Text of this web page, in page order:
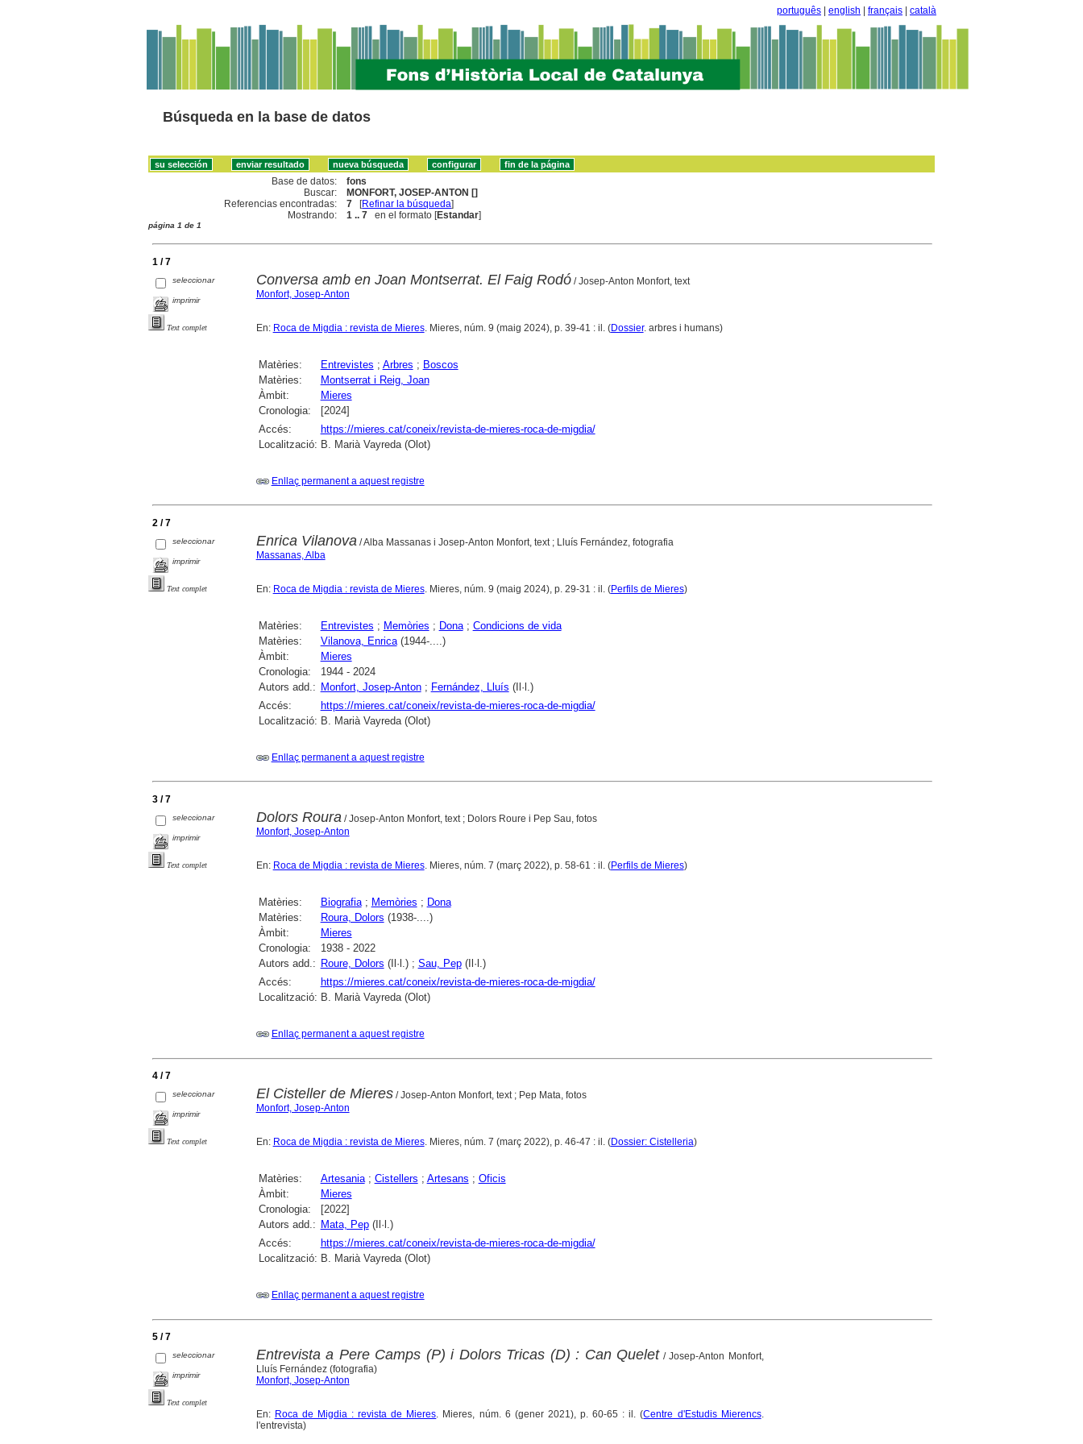
português english français català
Búsqueda en la base de datos
Base de datos:
fons
Buscar:
MONFORT, JOSEP-ANTON []
Referencias encontradas:
7 [Refinar la búsqueda]
Mostrando:
1 .. 7 en el formato [Estandar]
página 1 de 1
1 / 7
seleccionar
imprimir
Text complet
Conversa amb en Joan Montserrat. El Faig Rodó/ Josep-Anton Monfort, text
Monfort, Josep-Anton
En: Roca de Migdia : revista de Mieres. Mieres, núm. 9 (maig 2024), p. 39-41 : il. (Dossier. arbres i humans)
Matèries: Entrevistes ; Arbres ; Boscos
Matèries:
Montserrat i Reig, Joan
Àmbit:
Mieres
Cronologia:
[2024]
Accés:
https://mieres.cat/coneix/revista-de-mieres-roca-de-migdia/
Localització: B. Marià Vayreda (Olot)
Enllaç permanent a aquest registre
2 / 7
seleccionar
imprimir
Text complet
Enrica Vilanova/ Alba Massanas i Josep-Anton Monfort, text ; Lluís Fernández, fotografia
Massanas, Alba
En: Roca de Migdia : revista de Mieres. Mieres, núm. 9 (maig 2024), p. 29-31 : il. (Perfils de Mieres)
Matèries: Entrevistes ; Memòries ; Dona; Condicions de vida
Matèries:
Vilanova, Enrica(1944-....)
Àmbit:
Mieres
Cronologia:
1944 - 2024
Autors add.: Monfort, Josep-Anton; Fernández, Lluís (Il·l.)
Accés:
https://mieres.cat/coneix/revista-de-mieres-roca-de-migdia/
Localització: B. Marià Vayreda (Olot)
Enllaç permanent a aquest registre
3 / 7
seleccionar
imprimir
Text complet
Dolors Roura/ Josep-Anton Monfort, text ; Dolors Roure i Pep Sau, fotos
Monfort, Josep-Anton
En: Roca de Migdia : revista de Mieres. Mieres, núm. 7 (març 2022), p. 58-61 : il. (Perfils de Mieres)
Matèries: Biografia; Memòries ; Dona
Matèries:
Roura, Dolors (1938-....)
Àmbit:
Mieres
Cronologia:
1938 - 2022
Autors add.: Roure, Dolors (Il·l.) ; Sau, Pep(Il·l.)
Accés:
https://mieres.cat/coneix/revista-de-mieres-roca-de-migdia/
Localització: B. Marià Vayreda (Olot)
Enllaç permanent a aquest registre
4 / 7
seleccionar
imprimir
Text complet
El Cisteller de Mieres/ Josep-Anton Monfort, text ; Pep Mata, fotos
Monfort, Josep-Anton
En: Roca de Migdia : revista de Mieres. Mieres, núm. 7 (març 2022), p. 46-47 : il. (Dossier: Cistelleria)
Matèries: Artesania; Cistellers ; Artesans ; Oficis
Àmbit:
Mieres
Cronologia:
[2022]
Autors add.: Mata, Pep(Il·l.)
Accés:
https://mieres.cat/coneix/revista-de-mieres-roca-de-migdia/
Localització: B. Marià Vayreda (Olot)
Enllaç permanent a aquest registre
5 / 7
seleccionar
imprimir
Text complet
Entrevista a Pere Camps (P) i Dolors Tricas (D) : Can Quelet / Josep-Anton Monfort,
Lluís Fernández (fotografia)
Monfort, Josep-Anton
En: Roca de Migdia : revista de Mieres. Mieres, núm. 6 (gener 2021), p. 60-65 : il. (Centre d'Estudis Mierencs.
l'entrevista)